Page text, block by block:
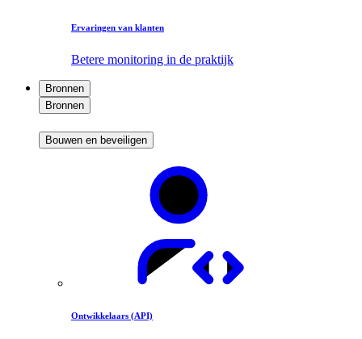
Ervaringen van klanten
Betere monitoring in de praktijk
Bronnen
Bronnen
Bouwen en beveiligen
Ontwikkelaars (API)